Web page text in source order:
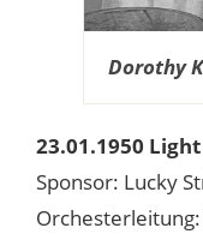
Dorothy
23.01.1950
Sponsor: Lucky